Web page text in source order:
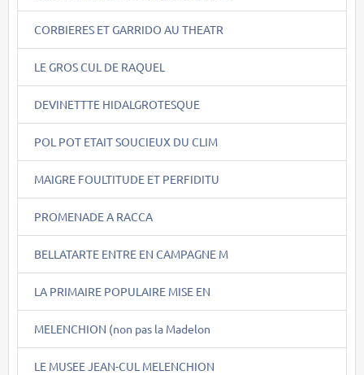
CORBIERES ET GARRIDO AU THEATR
LE GROS CUL DE RAQUEL
DEVINETTTE HIDALGROTESQUE
POL POT ETAIT SOUCIEUX DU CLIM
MAIGRE FOULTITUDE ET PERFIDITU
PROMENADE A RACCA
BELLATARTE ENTRE EN CAMPAGNE M
LA PRIMAIRE POPULAIRE MISE EN
MELENCHION (non pas la Madelon
LE MUSEE JEAN-CUL MELENCHION